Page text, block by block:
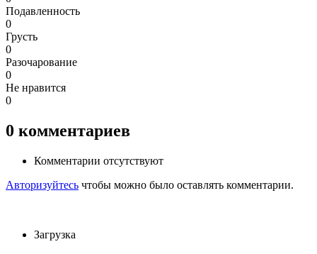
Подавленность
0
Грусть
0
Разочарование
0
Не нравится
0
0 комментариев
Комментарии отсутствуют
Авторизуйтесь чтобы можно было оставлять комментарии.
Загрузка